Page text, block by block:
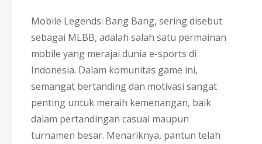
Mobile Legends: Bang Bang, sering disebut
sebagai MLBB, adalah salah satu permainan
mobile yang merajai dunia e-sports di
Indonesia. Dalam komunitas game ini,
semangat bertanding dan motivasi sangat
penting untuk meraih kemenangan, baik
dalam pertandingan casual maupun
turnamen besar. Menariknya, pantun telah